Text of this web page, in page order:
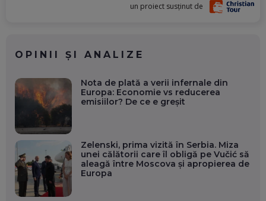
un proiect susținut de
OPINII ȘI ANALIZE
Nota de plată a verii infernale din
Europa: Economie vs reducerea
emisiilor? De ce e greșit
Zelenski, prima vizită în Serbia. Miza
unei călătorii care îl obligă pe Vučić să
aleagă între Moscova și apropierea de
Europa